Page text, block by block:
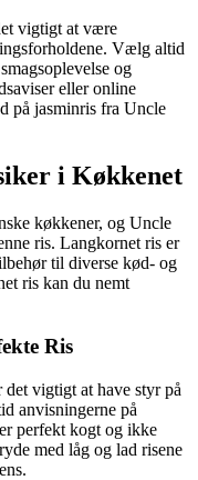
vigtigt at være
Vælg altid
og
eller online
på jasminris fra Uncle
i Køkkenet
køkkener, og Uncle
ris. Langkornet ris er
til diverse kød- og
ris kan du nemt
Ris
vigtigt at have styr på
anvisningerne på
perfekt kogt og ikke
med låg og lad risene